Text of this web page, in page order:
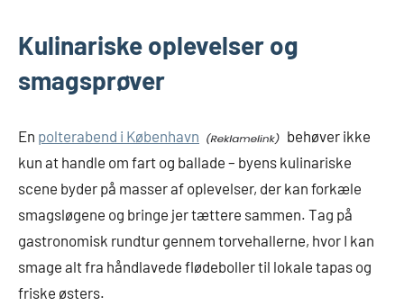
Kulinariske oplevelser og
smagsprøver
En polterabend i København
behøver ikke
kun at handle om fart og ballade – byens kulinariske
scene byder på masser af oplevelser, der kan forkæle
smagsløgene og bringe jer tættere sammen. Tag på
gastronomisk rundtur gennem torvehallerne, hvor I kan
smage alt fra håndlavede flødeboller til lokale tapas og
friske østers.